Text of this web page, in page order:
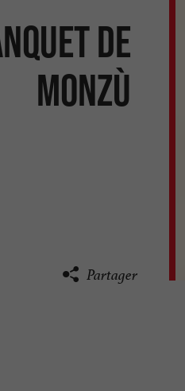
de
Monzù
Partager